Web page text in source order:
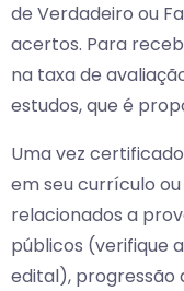
de Verdadeiro ou
acertos. Para
na taxa de
estudos, que é
Uma vez
em seu currículo
relacionados a
públicos (verifique
edital), progressão